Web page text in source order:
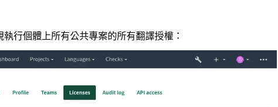
行個體上所有公共專案的所有翻譯授權：